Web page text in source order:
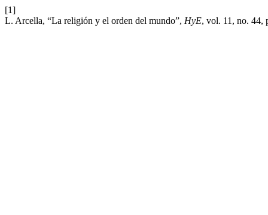
[1]
L. Arcella, “La religión y el orden del mundo”, HyE, vol. 11, no. 44,